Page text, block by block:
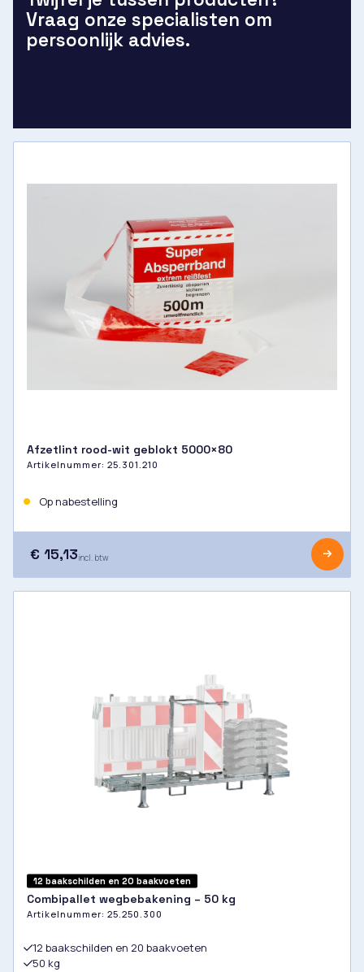
Vraag onze specialisten om
persoonlijk advies.
Afzetlint rood-wit geblokt 5000×80
Artikelnummer: 25.301.210
Op nabestelling
€ 15,13incl. btw
12 baakschilden en 20 baakvoeten
Combipallet wegbebakening – 50 kg
Artikelnummer: 25.250.300
12 baakschilden en 20 baakvoeten
50 kg